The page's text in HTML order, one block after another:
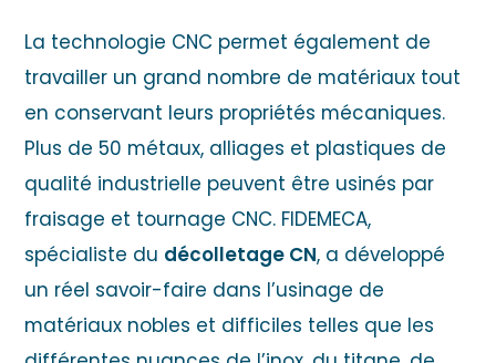
La technologie CNC permet également de
travailler un grand nombre de matériaux tout
en conservant leurs propriétés mécaniques.
Plus de 50 métaux, alliages et plastiques de
qualité industrielle peuvent être usinés par
fraisage et tournage CNC. FIDEMECA,
spécialiste du décolletage CN, a développé
un réel savoir-faire dans l’usinage de
matériaux nobles et difficiles telles que les